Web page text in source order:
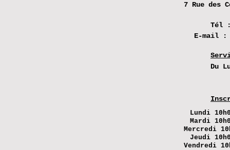
7 Rue des
Tél
E-mail
Du
Lundi
Mardi
Mercredi
Jeudi
Vendredi